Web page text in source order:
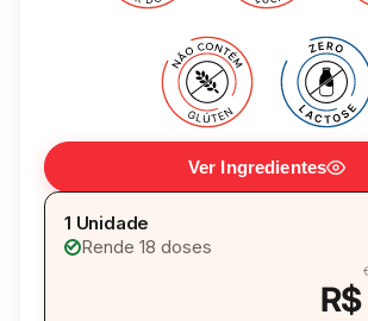
Ver Ingredientes
1 Unidade
Rende 18 doses